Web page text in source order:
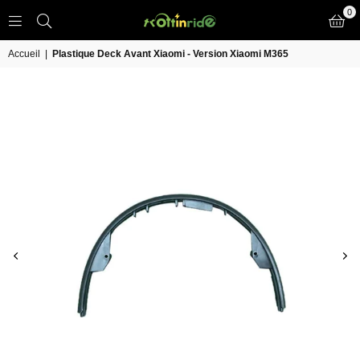
IN
0
Accueil Plastique Deck Avant Xiaomi - Version Xiaomi M365